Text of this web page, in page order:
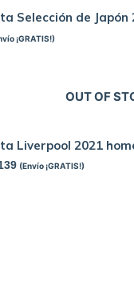
Selección de Japón
¡GRATIS!)
OUT OF
Liverpool 2021
(Envío ¡GRATIS!)